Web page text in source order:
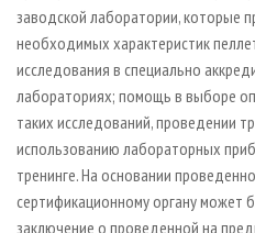
заводской лаборатории, которые
необходимых характеристик
исследования в специально
лабораториях; помощь в выборе
таких исследований, проведении
использованию лабораторных
тренинге. На основании
сертификационному органу может
заключение о проведенной на